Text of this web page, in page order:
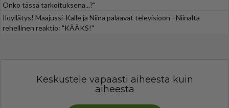
Onko tässä tarkoituksena...?"
Iloyllätys! Maajussi-Kalle ja Niina palaavat televisioon - Niinalta
rehellinen reaktio: "KÄÄKS!"
Keskustele vapaasti aiheesta kuin
aiheesta